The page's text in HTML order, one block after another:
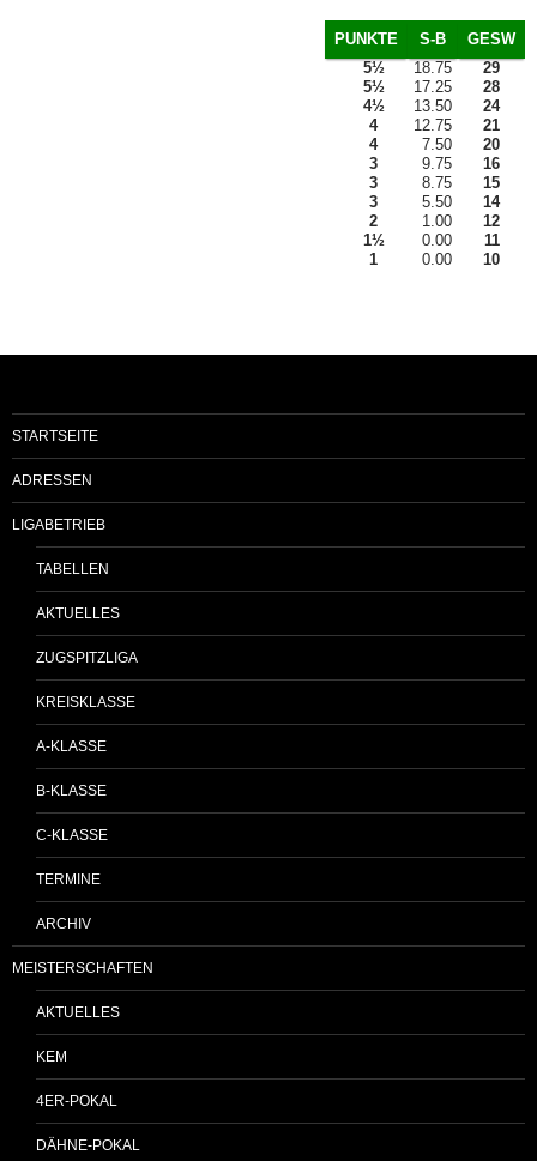
PUNKTE S-B
GESW
5½
18.75
29
5½
17.25
28
4½
13.50
24
4
12.75
21
4
7.50
20
3
9.75
16
3
8.75
15
3
5.50
14
2
1.00
12
1½
0.00
11
1
0.00 10
STARTSEITE
ADRESSEN
LIGABETRIEB
TABELLEN
AKTUELLES
ZUGSPITZLIGA
KREISKLASSE
A-KLASSE
B-KLASSE
C-KLASSE
TERMINE
ARCHIV
MEISTERSCHAFTEN
AKTUELLES
KEM
4ER-POKAL
DÄHNE-POKAL